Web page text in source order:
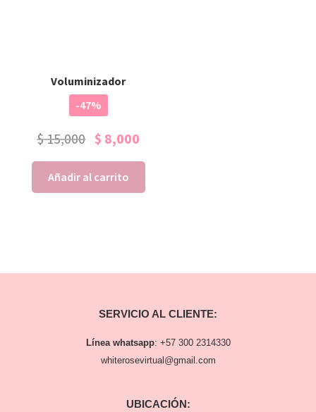
Voluminizador
-47%
$15,000 $ 8,000
Añadir al carrito
SERVICIO AL CLIENTE:
Línea whatsapp: +57 300 2314330
whiterosevirtual@gmail.com
UBICACIÓN: